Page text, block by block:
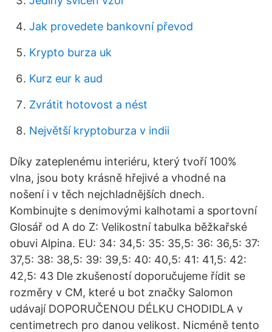
Jak provedete bankovní převod
Krypto burza uk
Kurz eur k aud
Zvrátit hotovost a nést
Největší kryptoburza v indii
Díky zateplenému interiéru, který tvoří 100%
vlna, jsou boty krásně hřejivé a vhodné na
nošení i v těch nejchladnějších dnech.
Kombinujte s denimovými kalhotami a sportovní
Glosář od A do Z: Velikostní tabulka běžkařské
obuvi Alpina. EU: 34: 34,5: 35: 35,5: 36: 36,5: 37:
37,5: 38: 38,5: 39: 39,5: 40: 40,5: 41: 41,5: 42:
42,5: 43 Dle zkušeností doporučujeme řídit se
rozměry v CM, které u bot značky Salomon
udávají DOPORUČENOU DÉLKU CHODIDLA v
centimetrech pro danou velikost. Nicméně tento